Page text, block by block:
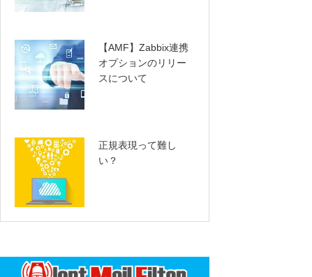
【AMF】Zabbix連携
オプションのリリー
スについて
正規表現って難し
い？